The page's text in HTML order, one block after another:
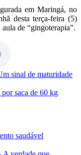
em Maringá, no
desta terça-feira (5)
de “gingoterapia”.
sinal de maturidade
saca de 60 kg
saudável